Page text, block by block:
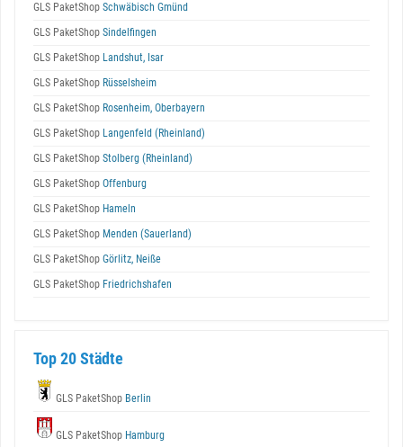
GLS PaketShop Schwäbisch Gmünd
GLS PaketShop Sindelfingen
GLS PaketShop Landshut, Isar
GLS PaketShop Rüsselsheim
GLS PaketShop Rosenheim, Oberbayern
GLS PaketShop Langenfeld (Rheinland)
GLS PaketShop Stolberg (Rheinland)
GLS PaketShop Offenburg
GLS PaketShop Hameln
GLS PaketShop Menden (Sauerland)
GLS PaketShop Görlitz, Neiße
GLS PaketShop Friedrichshafen
Top 20 Städte
GLS PaketShop Berlin
GLS PaketShop Hamburg